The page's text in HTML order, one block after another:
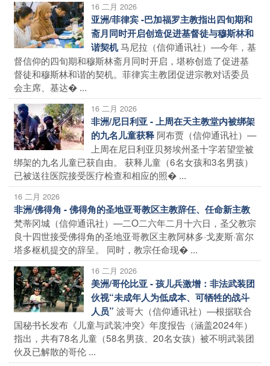
16 二月 2026
亚洲/菲律宾 -巴加福罗主教指出四旬期和
斋月同时开启创造促进基督徒与穆斯林和
谐契机马尼拉（信仰通讯社）—今年，基
督信仰的四旬期和穆斯林斋月同时开启，堪称创造了促进基
督徒和穆斯林和谐的契机。菲律宾主教团促进宗教对话委员
会主席、基达� ...
16 二月 2026
非洲/尼日利亚 - 上周在天主教堂内被绑架
的九名儿童获释阿布贾（信仰通讯社）—
上周在尼日利亚贝努埃州圣十字若望堂被
绑架的九名儿童已获自由。 获释儿童（6名女孩和3名男孩）
已被送往医院接受医疗检查和相应的照� ...
16 二月 2026
非洲/佛得角 - 佛得角的圣地亚哥教区主教辞任、任命新主教
梵蒂冈城（信仰通讯社）—二O二六年二月十六日，圣父教宗
良十四世接受佛得角的圣地亚哥教区主教阿林多·戈麦斯·富尔
塔多枢机提交的辞呈。 同时，教宗任命现� ...
16 二月 2026
美洲/哥伦比亚 - 孩儿兵激增：非法武装团
伙视“未成年人为低成本、可牺牲的战斗
人员” 波哥大（信仰通讯社）—根据联合
国秘书长发布《儿童与武装冲突》年度报告（涵盖2024年）
指出，共有78名儿童（58名男孩、20名女孩）被不明武装团
伙及已解散的哥伦 ...